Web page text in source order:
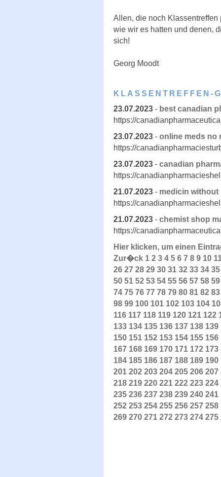
Allen, die noch
wie wir es hatten und denen,
sich!
Georg Moodt
KLASSENTREFFEN-
23.07.2023 - best canadian
https://
23.07.2023 - online meds no
https://
23.07.2023 - canadian
https://
21.07.2023 - medicin
https://
21.07.2023 - chemist shop
https://
Hier klicken, um einen
Zur�ck 1 2 3 4 5 6 7 8 9 10
26 27 28 29 30 31 32 33 34 35
50 51 52 53 54 55 56 57 58 59
74 75 76 77 78 79 80 81 82 83
98 99 100 101 102 103 104
116 117 118 119 120 121 122
133 134 135 136 137 138 139
150 151 152 153 154 155 156
167 168 169 170 171 172 173
184 185 186 187 188 189 190
201 202 203 204 205 206 207
218 219 220 221 222 223 224
235 236 237 238 239 240 241
252 253 254 255 256 257 258
269 270 271 272 273 274 275